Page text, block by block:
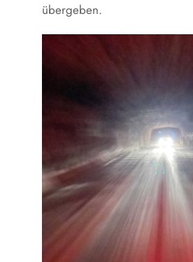
übergeben.